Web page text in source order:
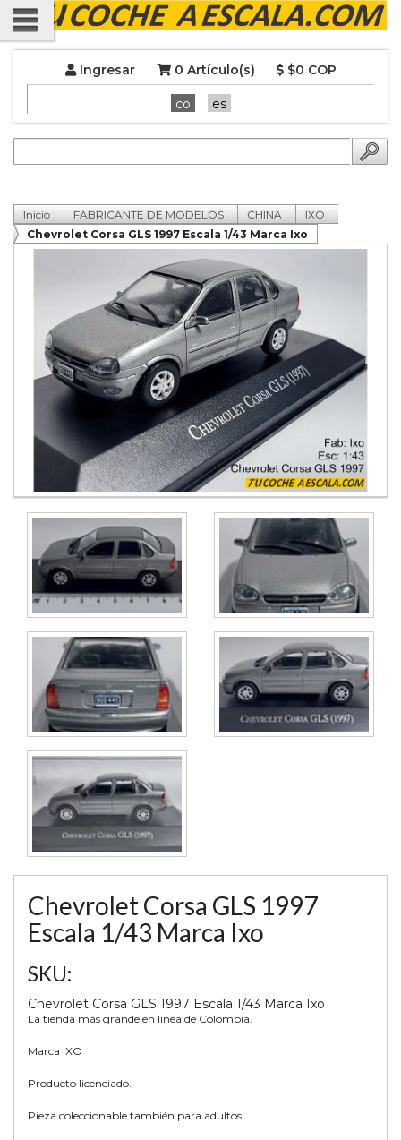
Ingresar 0 Artículo(s) $0 COP
co es
Inicio FABRICANTE DE MODELOS CHINA
IXO
Chevrolet Corsa GLS 1997 Escala 1/43 Marca Ixo
Chevrolet Corsa GLS 1997
Escala 1/43 Marca Ixo
SKU:
Chevrolet Corsa GLS 1997 Escala 1/43 Marca Ixo
La tienda más grande en línea de Colombia.
Marca IXO
Producto licenciado.
Pieza coleccionable también para adultos.